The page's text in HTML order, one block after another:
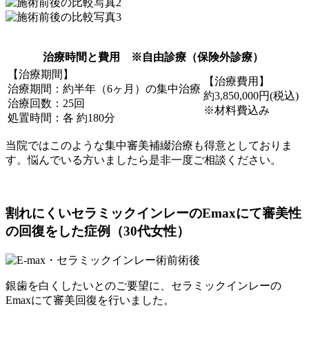
治療時間と費用 ※自由診療（保険外診療）
【治療期間】
治療期間：約半年（6ヶ月）の集中治療
治療回数：25回
処置時間：各 約180分
【治療費用】
約3,850,000円(税込)
※材料費込み
当院ではこのような集中審美補綴治療も得意としておりま
す。悩んでいる方いましたら是非一度ご相談ください。
割れにくいセラミックインレーのEmaxにて審美性
の回復をした症例（30代女性）
銀歯を白くしたいとのご要望に、セラミックインレーの
Emaxにて審美回復を行いました。